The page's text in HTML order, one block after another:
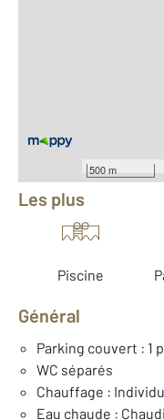
500 m
Équipements
Les plus
Piscine
Général
Parking couvert : 1
WC séparés
Chauffage :
Eau chaude :